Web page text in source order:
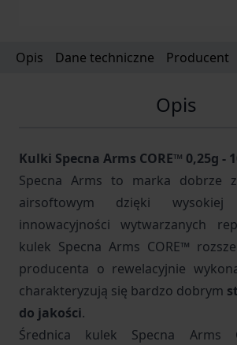
Opis Dane techniczne Producent
Opis
Kulki Specna Arms CORE™ 0,25g -
Specna Arms to marka dobrze
airsoftowym dzięki
innowacyjności wytwarzanych
kulek Specna Arms CORE™
producenta o rewelacyjnie
charakteryzują się bardzo dobrym
do jakości.
Średnica kulek Specna Arms